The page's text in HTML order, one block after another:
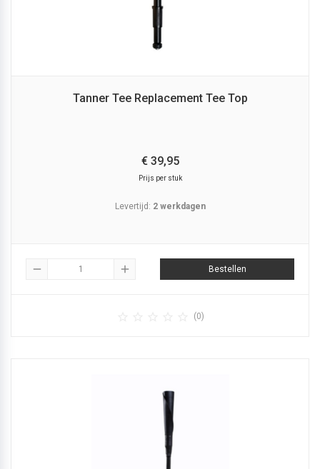
Tanner Tee Replacement Tee Top
€ 39,95
Prijs per stuk
Levertijd: 2 werkdagen
remove add Bestellen
(0)